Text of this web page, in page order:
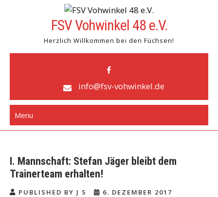
FSV Vohwinkel 48 e.V.
Herzlich Willkommen bei den Füchsen!
info@fsv-vohwinkel.de
Menu
I. Mannschaft: Stefan Jäger bleibt dem
Trainerteam erhalten!
PUBLISHED BY J S 6. DEZEMBER 2017